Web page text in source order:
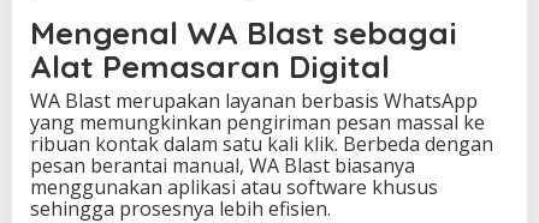
l
a
m
B
i
s
n
Mengenal WA Blast sebagai
Alat Pemasaran Digital
WA Blast merupakan layanan berbasis WhatsApp
yang memungkinkan pengiriman pesan massal ke
ribuan kontak dalam satu kali klik. Berbeda dengan
pesan berantai manual, WA Blast biasanya
menggunakan aplikasi atau software khusus
sehingga prosesnya lebih efisien.